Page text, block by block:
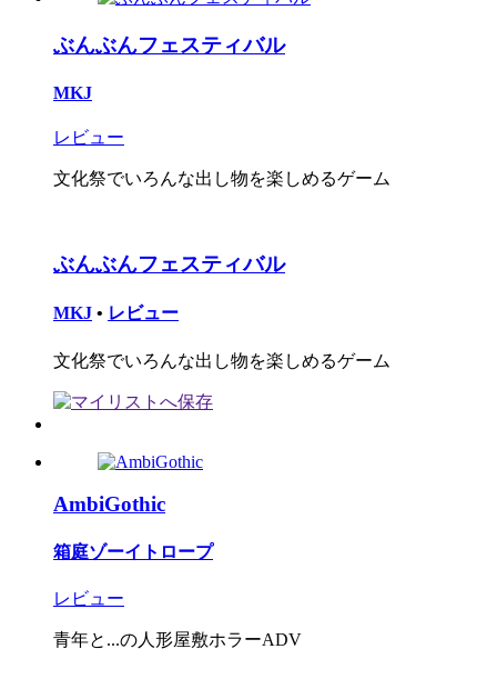
ぶんぶんフェスティバル
MKJ
レビュー
文化祭でいろんな出し物を楽しめるゲーム
ぶんぶんフェスティバル
MKJ • レビュー
文化祭でいろんな出し物を楽しめるゲーム
AmbiGothic
箱庭ゾーイトロープ
レビュー
青年と...の人形屋敷ホラーADV